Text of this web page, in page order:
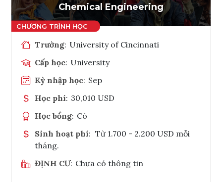
Chemical Engineering
Trường: University of Cincinnati
Cấp học: University
Kỳ nhập học: Sep
Học phí: 30,010 USD
Học bổng: Có
Sinh hoạt phí: Từ 1.700 - 2.200 USD mỗi
tháng.
ĐỊNH CƯ: Chưa có thông tin